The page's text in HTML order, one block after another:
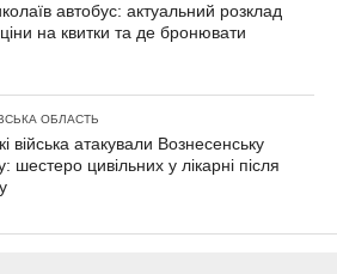
автобус: актуальний розклад
на квитки та де бронювати
ОБЛАСТЬ
війська атакували Вознесенську
шестеро цивільних у лікарні після